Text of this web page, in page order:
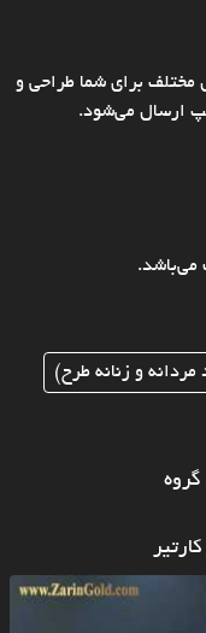
برای شما طراحی و
ارسال می‌شود.
و زنانه طرح)